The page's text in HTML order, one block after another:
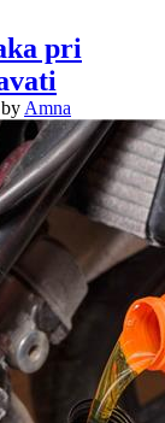
pri
by Amna